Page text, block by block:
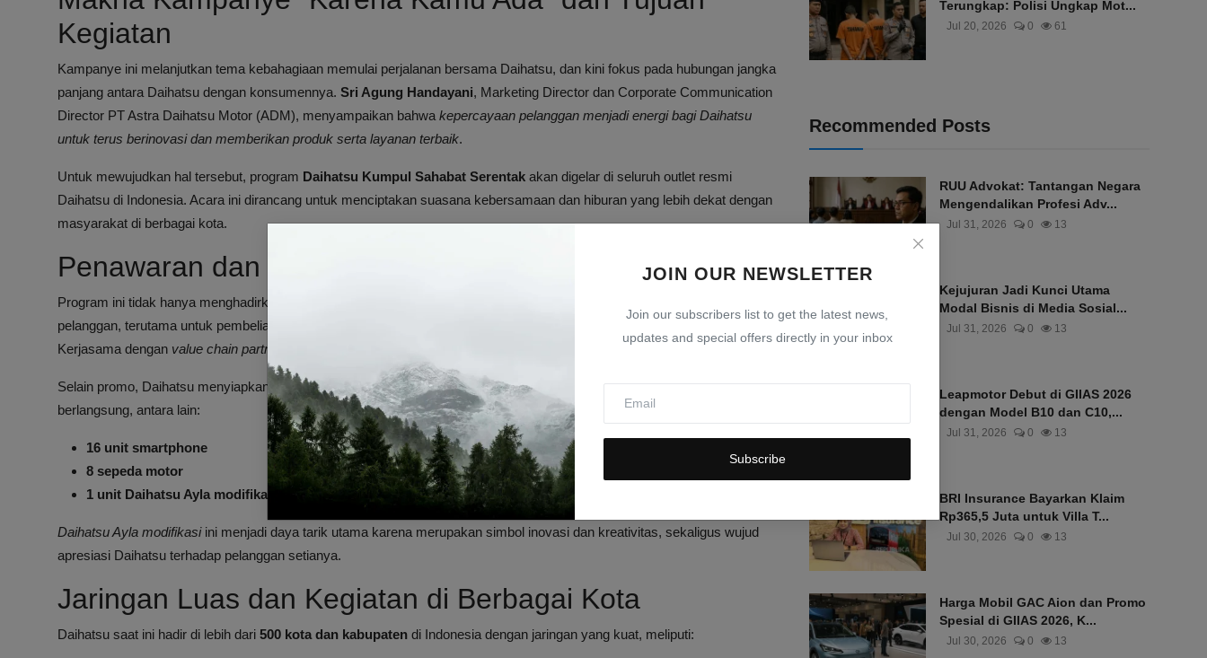
JOIN OUR NEWSLETTER
Join our subscribers list to get the latest news,
updates and special offers directly in your inbox
Subscribe
Kegiatan
Kampanye ini melanjutkan tema kebahagiaan memulai perjalanan bersama Daihatsu, dan kini fokus pada hubungan jangka
panjang antara Daihatsu dengan konsumennya. Sri Agung Handayani, Marketing Director dan Corporate Communication
Director PT Astra Daihatsu Motor (ADM), menyampaikan bahwa kepercayaan pelanggan menjadi energi bagi Daihatsu
untuk terus berinovasi dan memberikan produk serta layanan terbaik.
Untuk mewujudkan hal tersebut, program Daihatsu Kumpul Sahabat Serentak akan digelar di seluruh outlet resmi
Daihatsu di Indonesia. Acara ini dirancang untuk menciptakan suasana kebersamaan dan hiburan yang lebih dekat dengan
masyarakat di berbagai kota.
Penawaran dan Hadiah Istimewa dalam Program
Program ini tidak hanya menghadirkan kemudahan transaksi, tetapi juga menawarkan
pelanggan, terutama untuk pembelian mobil pertama, penambahan kendaraan baru, hingga
Kerjasama dengan value chain partner Daihatsu mendukung proses yang lebih mudah dan menguntungkan.
Selain promo, Daihatsu menyiapkan hadiah menarik bagi pelanggan yang melakukan transaksi selama periode program
berlangsung, antara lain:
16 unit smartphone
8 sepeda motor
1 unit Daihatsu Ayla modifikasi spesial yang diklaim langka dan hanya ada satu di Indonesia
Daihatsu Ayla modifikasiini menjadi daya tarik utama karena merupakan simbol inovasi dan kreativitas, sekaligus wujud
apresiasi Daihatsu terhadap pelanggan setianya.
Jaringan Luas dan Kegiatan di Berbagai Kota
Daihatsu saat ini hadir di lebih dari 500 kota dan kabupaten di Indonesia dengan jaringan yang kuat, meliputi:
Terungkap: Polisi Ungkap Mot...
Jul 20, 2026 0 61
Recommended Posts
RUU Advokat: Tantangan Negara
Mengendalikan Profesi Adv...
Jul 31, 2026 0 13
Kejujuran Jadi Kunci Utama
Modal Bisnis di Media Sosial...
Jul 31, 2026 0 13
Leapmotor Debut di GIIAS 2026
dengan Model B10 dan C10,...
Jul 31, 2026 0 13
BRI Insurance Bayarkan Klaim
Rp365,5 Juta untuk Villa T...
Jul 30, 2026 0 13
Harga Mobil GAC Aion dan Promo
Spesial di GIIAS 2026, K...
Jul 30, 2026 0 13